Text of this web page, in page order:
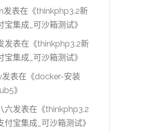
发表在《thinkphp3.2新
宝集成_可沙箱测试》
发表在《thinkphp3.2新
宝集成_可沙箱测试》
发表在《docker-安装
》
六发表在《thinkphp3.2
付宝集成_可沙箱测试》